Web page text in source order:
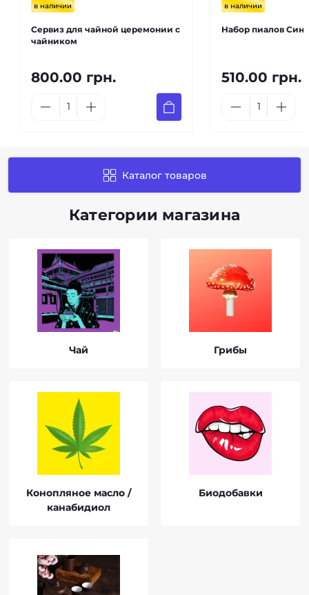
в наличии
Сервиз для чайной церемонии с
чайником
800.00 грн.
в наличии
Набор пиалов
510.00 грн.
Каталог товаров
Категории магазина
Чай Грибы
Конопляное масло /
канабидиол
Биодобавки